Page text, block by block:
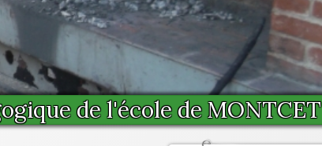
de l'école de MONTCET